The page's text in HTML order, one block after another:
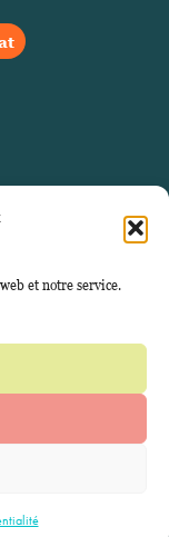
et notre service.
SV Marketing